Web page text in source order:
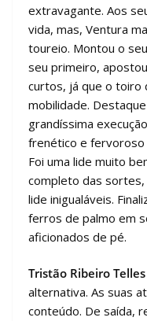
extravagante. Aos
vida, mas, Ventura
toureio. Montou o
seu primeiro,
curtos, já que o toiro
mobilidade.
grandíssima
frenético e fervoroso
Foi uma lide muito
completo das
lide inigualáveis.
ferros de palmo em
aficionados de pé.
Tristão Ribeiro Telles
alternativa. As suas
conteúdo. De saída,